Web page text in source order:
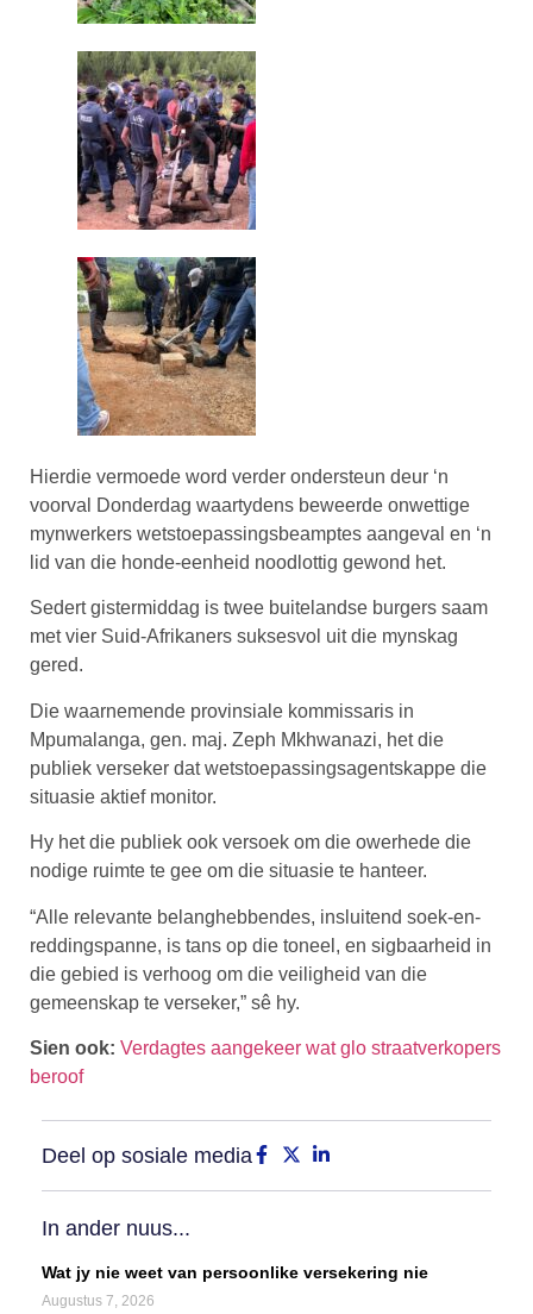
Hierdie vermoede word verder ondersteun deur ‘n
voorval Donderdag waartydens beweerde onwettige
mynwerkers wetstoepassingsbeamptes aangeval en ‘n
lid van die honde-eenheid noodlottig gewond het.
Sedert gistermiddag is twee buitelandse burgers saam
met vier Suid-Afrikaners suksesvol uit die mynskag
gered.
Die waarnemende provinsiale kommissaris in
Mpumalanga, gen. maj. Zeph Mkhwanazi, het die
publiek verseker dat wetstoepassingsagentskappe die
situasie aktief monitor.
Hy het die publiek ook versoek om die owerhede die
nodige ruimte te gee om die situasie te hanteer.
“Alle relevante belanghebbendes, insluitend soek-en-
reddingspanne, is tans op die toneel, en sigbaarheid in
die gebied is verhoog om die veiligheid van die
gemeenskap te verseker,” sê hy.
Sien ook: Verdagtes aangekeer wat glo straatverkopers
beroof
Deel op sosiale media
In ander nuus...
Wat jy nie weet van persoonlike versekering nie
Augustus 7, 2026